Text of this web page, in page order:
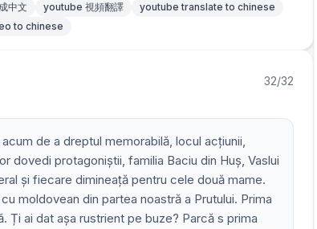
中文 youtube 視頻翻譯
youtube translate to chinese
to chinese
32/32
de a dreptul memorabilă, locul acțiunii,
dovedi protagoniștii, familia Baciu din Huș, Vaslui
și fiecare dimineață pentru cele două mame.
moldovean din partea noastră a Prutului. Prima
Ți ai dat așa rustrient pe buze? Parcă s prima